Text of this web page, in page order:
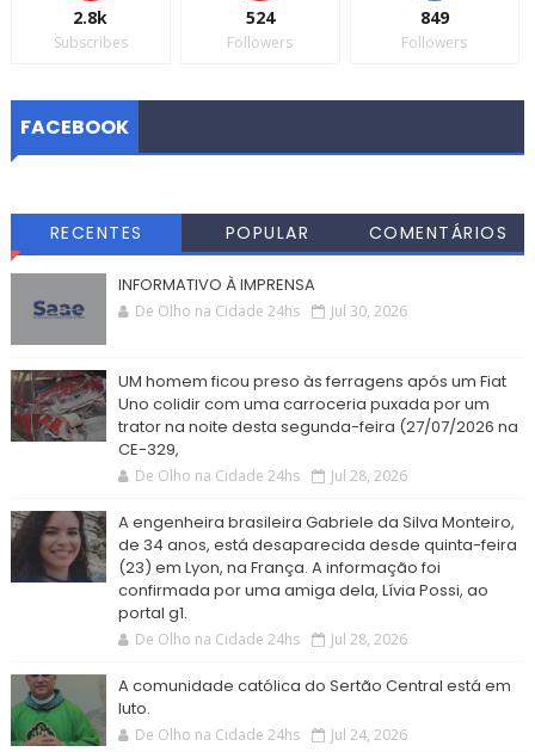
2.8k
Subscribes
524
Followers
849
Followers
FACEBOOK
RECENTES POPULAR COMENTÁRIOS
INFORMATIVO À IMPRENSA
De Olho na Cidade 24hs Jul 30, 2026
UM homem ficou preso às ferragens após um Fiat
Uno colidir com uma carroceria puxada por um
trator na noite desta segunda-feira (27/07/2026 na
CE-329,
De Olho na Cidade 24hs Jul 28, 2026
A engenheira brasileira Gabriele da Silva Monteiro,
de 34 anos, está desaparecida desde quinta-feira
(23) em Lyon, na França. A informação foi
confirmada por uma amiga dela, Lívia Possi, ao
portal g1.
De Olho na Cidade 24hs Jul 28, 2026
A comunidade católica do Sertão Central está em
luto.
De Olho na Cidade 24hs Jul 24, 2026